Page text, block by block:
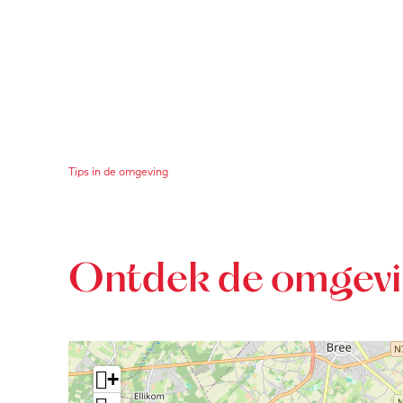
Ontdek de
Tips in de omgeving
+